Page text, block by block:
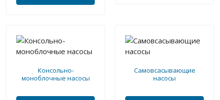
Консольно-
моноблочные насосы
Самовсасывающие
насосы